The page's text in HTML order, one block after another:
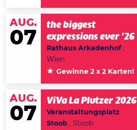
AUG.
07
the biggest
expressions ever '26
Rathaus Arkadenhof,
Wien
Gewinne 2 x 2 Karten!
AUG.
07
ViVa La Plutzer 2026
Veranstaltungsplatz
Stoob , Stoob